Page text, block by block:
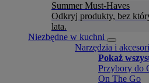
Summer Must-Haves
Odkryj produkty, bez
lata.
Niezbędne w kuchni
Narzędzia i
Pokaż
Przybory do
On The Go